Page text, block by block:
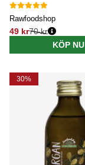
Rawfoodshop
49 kr
Ordinarie pris:
70 kr
KÖP NU
30%